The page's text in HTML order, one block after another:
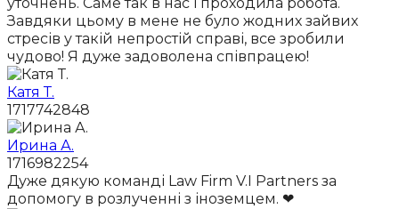
уточнень. Саме так в нас і проходила робота.
Завдяки цьому в мене не було жодних зайвих
стресів у такій непростій справі, все зробили
чудово! Я дуже задоволена співпрацею!
Катя Т.
1717742848
Ирина А.
1716982254
Дуже дякую команді Law Firm V.I Partners за
допомогу в розлученні з іноземцем. ❤